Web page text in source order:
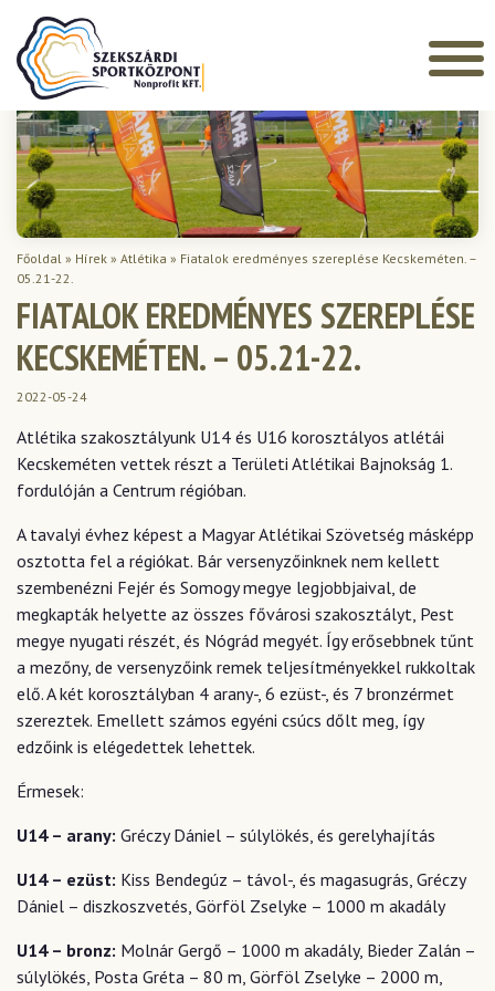
Főoldal » Hírek » Atlétika » Fiatalok eredményes szereplése Kecskeméten. –
05.21-22.
FIATALOK EREDMÉNYES SZEREPLÉSE
KECSKEMÉTEN. – 05.21-22.
2022-05-24
Atlétika szakosztályunk U14 és U16 korosztályos atlétái
Kecskeméten vettek részt a Területi Atlétikai Bajnokság 1.
fordulóján a Centrum régióban.
A tavalyi évhez képest a Magyar Atlétikai Szövetség másképp
osztotta fel a régiókat. Bár versenyzőinknek nem kellett
szembenézni Fejér és Somogy megye legjobbjaival, de
megkapták helyette az összes fővárosi szakosztályt, Pest
megye nyugati részét, és Nógrád megyét. Így erősebbnek tűnt
a mezőny, de versenyzőink remek teljesítményekkel rukkoltak
elő. A két korosztályban 4 arany-, 6 ezüst-, és 7 bronzérmet
szereztek. Emellett számos egyéni csúcs dőlt meg, így
edzőink is elégedettek lehettek.
Érmesek:
U14 – arany: Gréczy Dániel – súlylökés, és gerelyhajítás
U14 – ezüst: Kiss Bendegúz – távol-, és magasugrás, Gréczy
Dániel – diszkoszvetés, Görföl Zselyke – 1000 m akadály
U14 – bronz: Molnár Gergő – 1000 m akadály, Bieder Zalán –
súlylökés, Posta Gréta – 80 m, Görföl Zselyke – 2000 m,